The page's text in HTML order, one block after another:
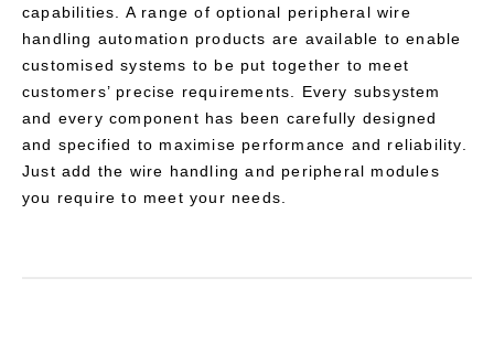
capabilities. A range of optional peripheral wire
handling automation products are available to enable
customised systems to be put together to meet
customers’ precise requirements. Every subsystem
and every component has been carefully designed
and specified to maximise performance and reliability.
Just add the wire handling and peripheral modules
you require to meet your needs.